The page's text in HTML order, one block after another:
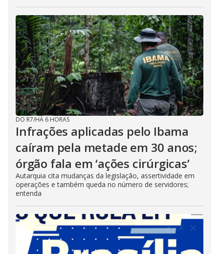
DO R7/HÁ 6 HORAS
Infrações aplicadas pelo Ibama
caíram pela metade em 30 anos;
órgão fala em ‘ações cirúrgicas’
Autarquia cita mudanças da legislação, assertividade em
operações e também queda no número de servidores;
entenda